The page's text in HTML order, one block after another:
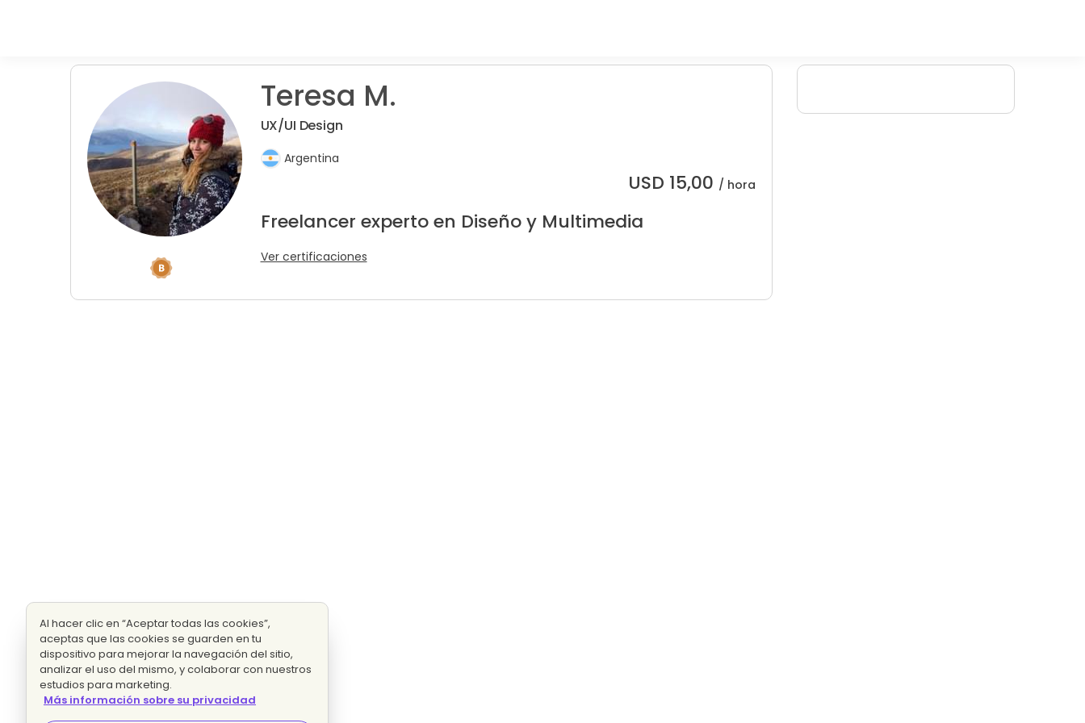
Teresa M.
UX/UI Design
Argentina
USD 15,00 / hora
Freelancer experto en Diseño y Multimedia
Ver certificaciones
Al hacer clic en “Aceptar todas las cookies”,
aceptas que las cookies se guarden en tu
dispositivo para mejorar la navegación del sitio,
analizar el uso del mismo, y colaborar con nuestros
estudios para marketing.
Más información sobre su privacidad